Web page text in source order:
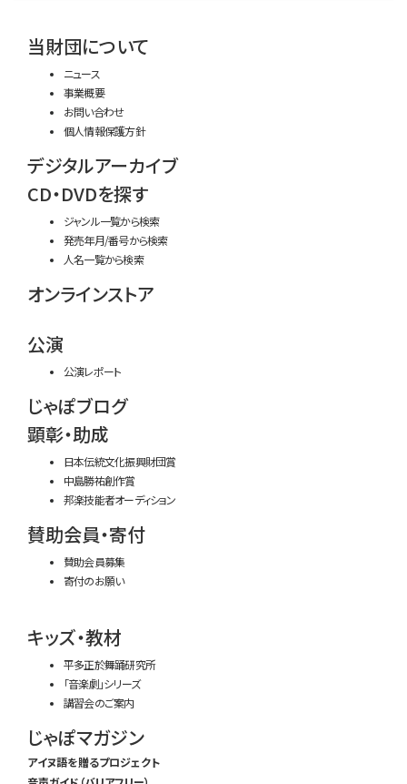
当財団について
ニュース
事業概要
お問い合わせ
個人情報保護方針
デジタルアーカイブ
CD・DVDを探す
ジャンル一覧から検索
発売年月/番号から検索
人名一覧から検索
オンラインストア
公演
公演レポート
じゃぽブログ
顕彰・助成
日本伝統文化振興財団賞
中島勝祐創作賞
邦楽技能者オーディション
賛助会員・寄付
賛助会員募集
寄付のお願い
キッズ・教材
平多正於舞踊研究所
「音楽劇」シリーズ
講習会のご案内
じゃぽマガジン
アイヌ語を贈るプロジェクト